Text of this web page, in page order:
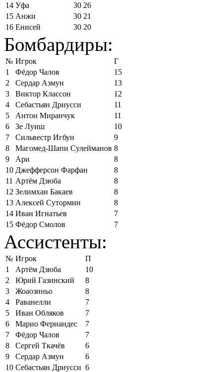
14 Уфа 30 26
15 Анжи 30 21
16 Енисей 30 20
Бомбардиры:
№ Игрок
Г
1
Фёдор Чалов
15
2
Сердар Азмун
13
3
Виктор Классон
12
4
Себастьян Дриусси
11
5
Антон Миранчук
11
6
Зе Луиш
10
7
Сильвестр Игбун
9
8
Магомед-Шапи Сулейманов 8
9
Ари
8
10 Джефферсон Фарфан
8
11 Артём Дзюба
8
12 Зелимхан Бакаев
8
13 Алексей Сутормин
8
14 Иван Игнатьев
7
15 Фёдор Смолов 7
Ассистенты:
№ Игрок
П
1
Артём Дзюба
10
2
Юрий Газинский
8
3
Жоаозиньо
8
4
Раванелли
7
5
Иван Обляков
7
6
Марио Фернандес
7
7
Фёдор Чалов
7
8
Сергей Ткачёв
6
9
Сердар Азмун
6
10 Себастьян Дриусси 6